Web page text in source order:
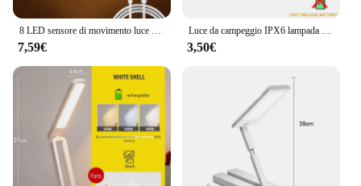
7,59€ 3,50€